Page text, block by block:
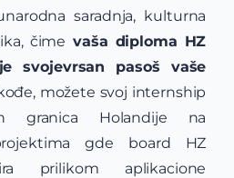
saradnja, kulturna
čime vaša diploma HZ
svojevrsan pasoš vaše
možete svoj internship
granica Holandije na
gde board HZ
prilikom aplikacione